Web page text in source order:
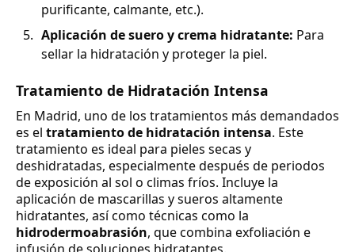
purificante, calmante, etc.).
Aplicación de suero y crema hidratante: Para
sellar la hidratación y proteger la piel.
Tratamiento de Hidratación Intensa
En Madrid, uno de los tratamientos más demandados
es el tratamiento de hidratación intensa. Este
tratamiento es ideal para pieles secas y
deshidratadas, especialmente después de periodos
de exposición al sol o climas fríos. Incluye la
aplicación de mascarillas y sueros altamente
hidratantes, así como técnicas como la
hidrodermoabrasión, que combina exfoliación e